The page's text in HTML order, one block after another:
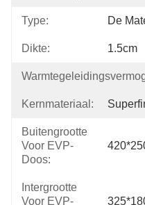
Type: De
Dikte: 1.5cm
Kernmateriaal:
Buitengrootte
Voor EVP-
Doos:
Intergrootte
Voor EVP-